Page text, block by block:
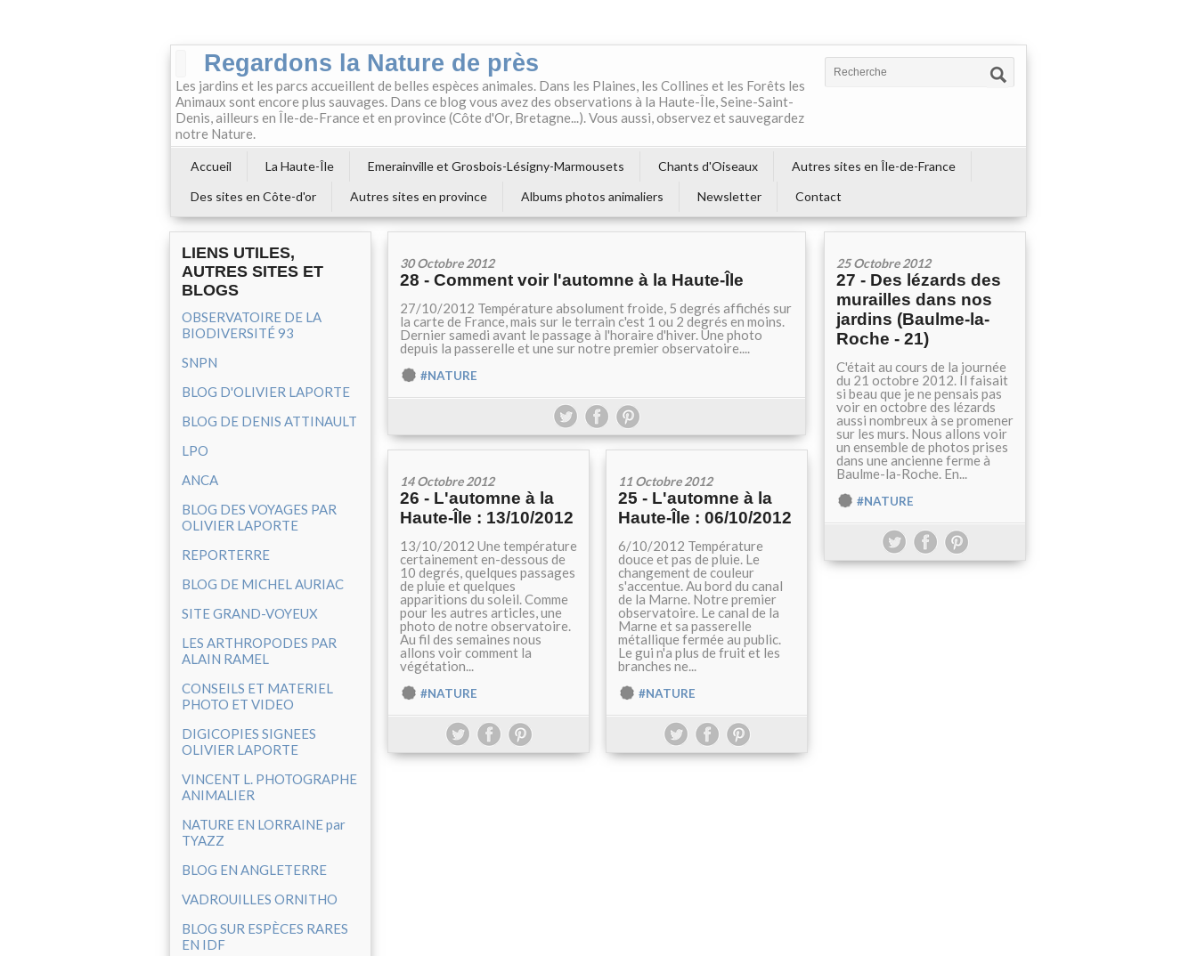
Regardons la Nature de près
Les jardins et les parcs accueillent de belles espèces animales. Dans les Plaines, les Collines et les Forêts les
Animaux sont encore plus sauvages. Dans ce blog vous avez des observations à la Haute-Île, Seine-Saint-
Denis, ailleurs en Île-de-France et en province (Côte d'Or, Bretagne...). Vous aussi, observez et sauvegardez
notre Nature.
Accueil La Haute-Île Emerainville et Grosbois-Lésigny-Marmousets Chants d'Oiseaux
Autres sites en Île-de-France
Des sites en Côte-d'or
Autres sites en province Albums photos animaliers Newsletter Contact
LIENS UTILES,
AUTRES SITES ET
BLOGS
OBSERVATOIRE DE LA
BIODIVERSITÉ 93
SNPN
BLOG D'OLIVIER LAPORTE
BLOG DE DENIS ATTINAULT
LPO
ANCA
BLOG DES VOYAGES PAR
OLIVIER LAPORTE
REPORTERRE
BLOG DE MICHEL AURIAC
SITE GRAND-VOYEUX
LES ARTHROPODES PAR
ALAIN RAMEL
CONSEILS ET MATERIEL
PHOTO ET VIDEO
DIGICOPIES SIGNEES
OLIVIER LAPORTE
VINCENT L. PHOTOGRAPHE
ANIMALIER
NATURE EN LORRAINE par
TYAZZ
BLOG EN ANGLETERRE
VADROUILLES ORNITHO
BLOG SUR ESPÈCES RARES
EN IDF
30 Octobre 2012
28 - Comment voir l'automne à la Haute-Île
27/10/2012 Température absolument froide, 5 degrés affichés sur
la carte de France, mais sur le terrain c'est 1 ou 2 degrés en moins.
Dernier samedi avant le passage à l'horaire d'hiver. Une photo
depuis la passerelle et une sur notre premier observatoire....
#NATURE
25 Octobre 2012
27 - Des lézards des
murailles dans nos
jardins (Baulme-la-
Roche - 21)
C'était au cours de la journée
du 21 octobre 2012. Il faisait
si beau que je ne pensais pas
voir en octobre des lézards
aussi nombreux à se promener
sur les murs. Nous allons voir
un ensemble de photos prises
dans une ancienne ferme à
Baulme-la-Roche. En...
#NATURE
14 Octobre 2012
26 - L'automne à la
Haute-Île : 13/10/2012
13/10/2012 Une température
certainement en-dessous de
10 degrés, quelques passages
de pluie et quelques
apparitions du soleil. Comme
pour les autres articles, une
photo de notre observatoire.
Au fil des semaines nous
allons voir comment la
végétation...
#NATURE
11 Octobre 2012
25 - L'automne à la
Haute-Île : 06/10/2012
6/10/2012 Température
douce et pas de pluie. Le
changement de couleur
s'accentue. Au bord du canal
de la Marne. Notre premier
observatoire. Le canal de la
Marne et sa passerelle
métallique fermée au public.
Le gui n'a plus de fruit et les
branches ne...
#NATURE